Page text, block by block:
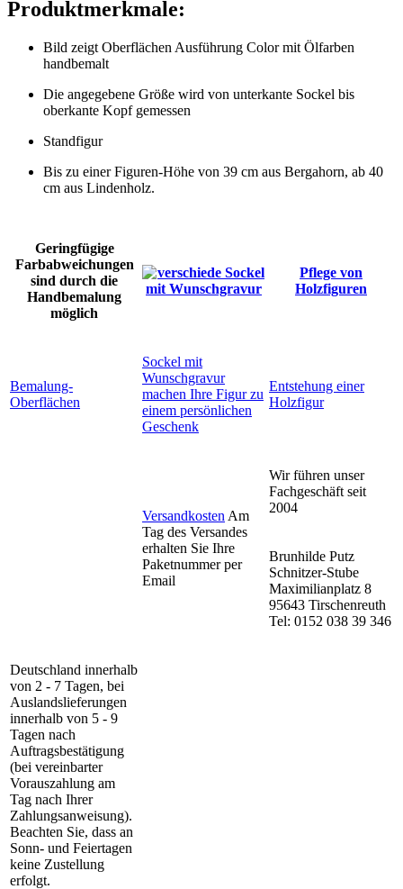
Produktmerkmale:
Bild zeigt Oberflächen Ausführung Color mit Ölfarben
handbemalt
Die angegebene Größe wird von unterkante Sockel bis
oberkante Kopf gemessen
Standfigur
Bis zu einer Figuren-Höhe von 39 cm aus Bergahorn, ab 40
cm aus Lindenholz.
Geringfügige
Farbabweichungen
sind durch die
Handbemalung
möglich
Pflege von
Holzfiguren
Bemalung-
Oberflächen
Sockel mit
Wunschgravur
machen Ihre Figur zu
einem persönlichen
Geschenk
Entstehung einer
Holzfigur
Versandkosten Am
Tag des Versandes
erhalten Sie Ihre
Paketnummer per
Email
Wir führen unser
Fachgeschäft seit
2004
Brunhilde Putz
Schnitzer-Stube
Maximilianplatz 8
95643 Tirschenreuth
Tel: 0152 038 39 346
Deutschland innerhalb
von 2 - 7 Tagen, bei
Auslandslieferungen
innerhalb von 5 - 9
Tagen nach
Auftragsbestätigung
(bei vereinbarter
Vorauszahlung am
Tag nach Ihrer
Zahlungsanweisung).
Beachten Sie, dass an
Sonn- und Feiertagen
keine Zustellung
erfolgt.